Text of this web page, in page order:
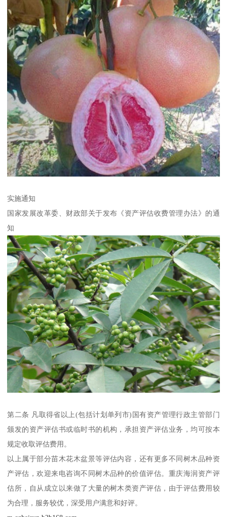
实施通知
国家发展改革委、财政部关于发布《资产评估收费管理办法》的通
知
第二条 凡取得省以上(包括计划单列市)国有资产管理行政主管部门
颁发的资产评估书或临时书的机构，承担资产评估业务，均可按本
规定收取评估费用。
以上属于部分苗木花木盆景等评估内容，还有更多不同树木品种资
产评估，欢迎来电咨询不同树木品种的价值评估。重庆海润资产评
估所，自从成立以来做了大量的树木类资产评估，由于评估费用较
为合理，服务较优，深受用户满意和好评。